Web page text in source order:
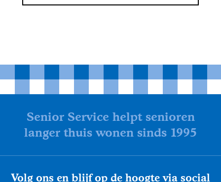
Senior Service helpt senioren
langer thuis wonen sinds 1995
Volg ons en blijf op de hoogte via social